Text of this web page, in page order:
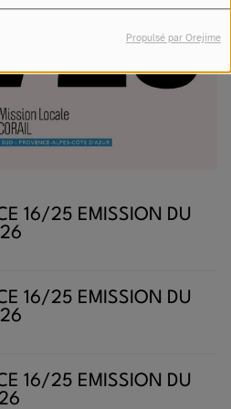
Propulsé par Orejime
16/25 ÉMISSION DU
16/25 ÉMISSION DU
16/25 ÉMISSION DU